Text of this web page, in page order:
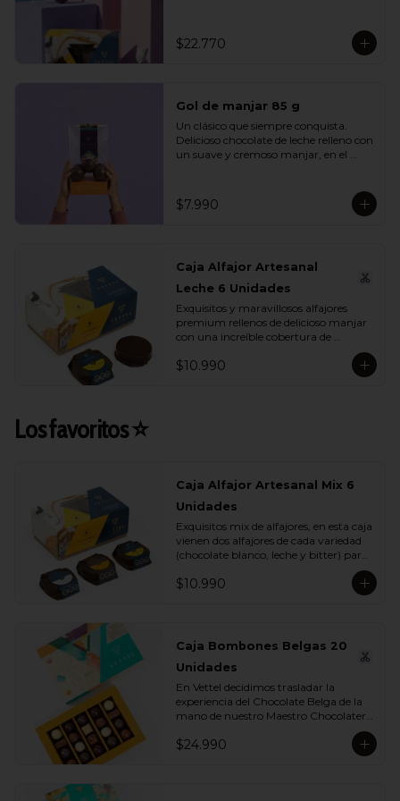
cualquier ocasión especial.
- 1 Paleta de dinosaurio
- 1 Gol de manjar 85 g
- 1 Gran Bombón Manjar 55% Cacao
30 g
$22.770
Gol de manjar 85 g
Un clásico que siempre conquista.
Delicioso chocolate de leche relleno con
un suave y cremoso manjar, en el
disfrutar en cualquier momento del
día.
$7.990
Caja Alfajor Artesanal
Leche 6 Unidades
Exquisitos y maravillosos alfajores
premium rellenos de delicioso manjar
con una increíble cobertura de
compartir con quienes más queremos.
$10.990
Los favoritos ⭐
Caja Alfajor Artesanal Mix 6
Unidades
Exquisitos mix de alfajores, en esta caja
vienen dos alfajores de cada variedad
(chocolate blanco, leche y bitter) para
querido.
$10.990
Caja Bombones Belgas 20
Unidades
En Vettel decidimos trasladar la
experiencia del Chocolate Belga de la
mano de nuestro Maestro Chocolatero
para crear estas 20 piezas tan diversas
de bombones de formas, rellenos y
sabores para que puedas disfrutar esta
$24.990